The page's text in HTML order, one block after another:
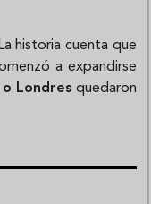
historia cuenta que
a expandirse
o Londres quedaron